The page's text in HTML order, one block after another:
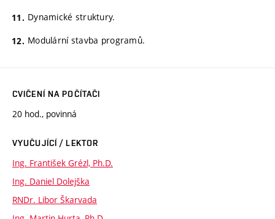
Dynamické struktury.
Modulární stavba programů.
CVIČENÍ NA POČÍTAČI
20 hod., povinná
VYUČUJÍCÍ / LEKTOR
Ing. František Grézl, Ph.D.
Ing. Daniel Dolejška
RNDr. Libor Škarvada